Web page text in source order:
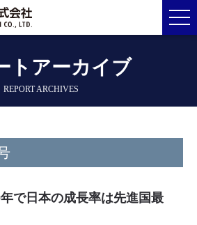
トアーカイブ
REPORT ARCHIVES
で日本の成長率は先進国最